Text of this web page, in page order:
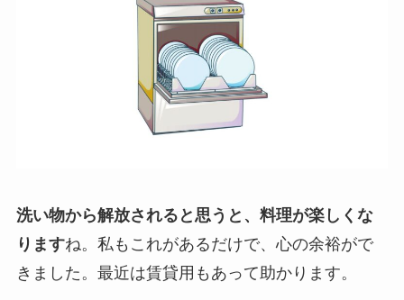
洗い物から解放されると思うと、料理が楽しくな
りますね。私もこれがあるだけで、心の余裕がで
きました。最近は賃貸用もあって助かります。